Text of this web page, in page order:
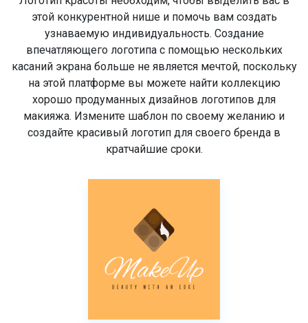
этой конкурентной нише и помочь вам создать
узнаваемую индивидуальность. Создание
впечатляющего логотипа с помощью нескольких
касаний экрана больше не является мечтой, поскольку
на этой платформе вы можете найти коллекцию
хорошо продуманных дизайнов логотипов для
макияжа. Измените шаблон по своему желанию и
создайте красивый логотип для своего бренда в
кратчайшие сроки.